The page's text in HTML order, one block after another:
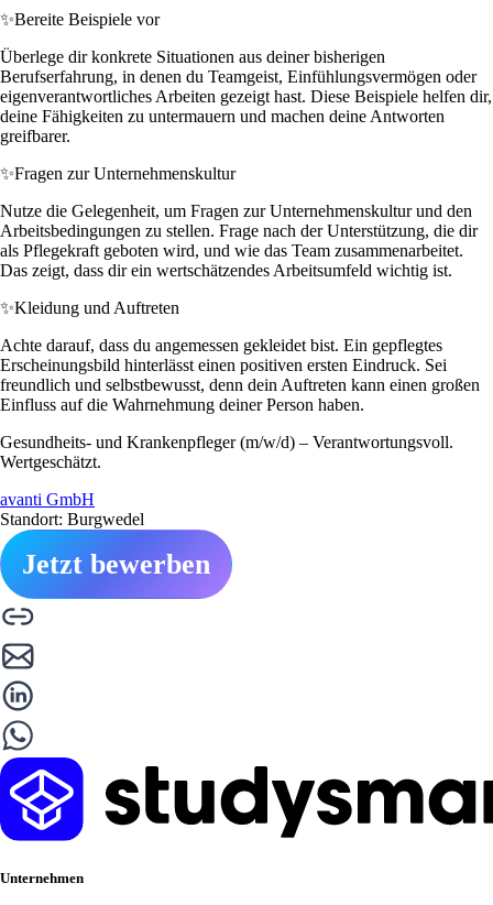
✨Bereite Beispiele vor
Überlege dir konkrete Situationen aus deiner bisherigen
Berufserfahrung, in denen du Teamgeist, Einfühlungsvermögen oder
eigenverantwortliches Arbeiten gezeigt hast. Diese Beispiele helfen dir,
deine Fähigkeiten zu untermauern und machen deine Antworten
greifbarer.
✨Fragen zur Unternehmenskultur
Nutze die Gelegenheit, um Fragen zur Unternehmenskultur und den
Arbeitsbedingungen zu stellen. Frage nach der Unterstützung, die dir
als Pflegekraft geboten wird, und wie das Team zusammenarbeitet.
Das zeigt, dass dir ein wertschätzendes Arbeitsumfeld wichtig ist.
✨Kleidung und Auftreten
Achte darauf, dass du angemessen gekleidet bist. Ein gepflegtes
Erscheinungsbild hinterlässt einen positiven ersten Eindruck. Sei
freundlich und selbstbewusst, denn dein Auftreten kann einen großen
Einfluss auf die Wahrnehmung deiner Person haben.
Gesundheits- und Krankenpfleger (m/w/d) – Verantwortungsvoll.
Wertgeschätzt.
avanti GmbH
Standort: Burgwedel
Jetzt bewerben
Unternehmen